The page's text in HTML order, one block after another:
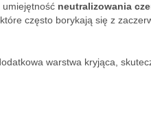
umiejętność neutralizowania
często borykają się z
warstwa kryjąca,